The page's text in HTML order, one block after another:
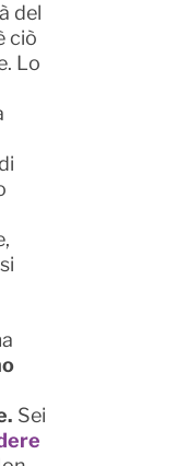
del
ciò
Lo
Sei